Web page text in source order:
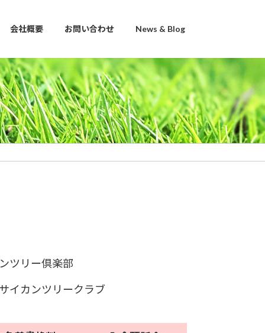
会社概要 お問い合わせ News & Blog
ツリー倶楽部
イカンツリークラブ